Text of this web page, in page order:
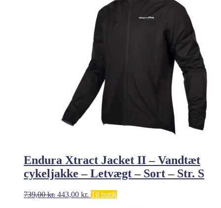
Endura Xtract Jacket II – Vandtæt
cykeljakke – Letvægt – Sort – Str. S
739,00kr. Den
443,00 kr. Den
Til butik